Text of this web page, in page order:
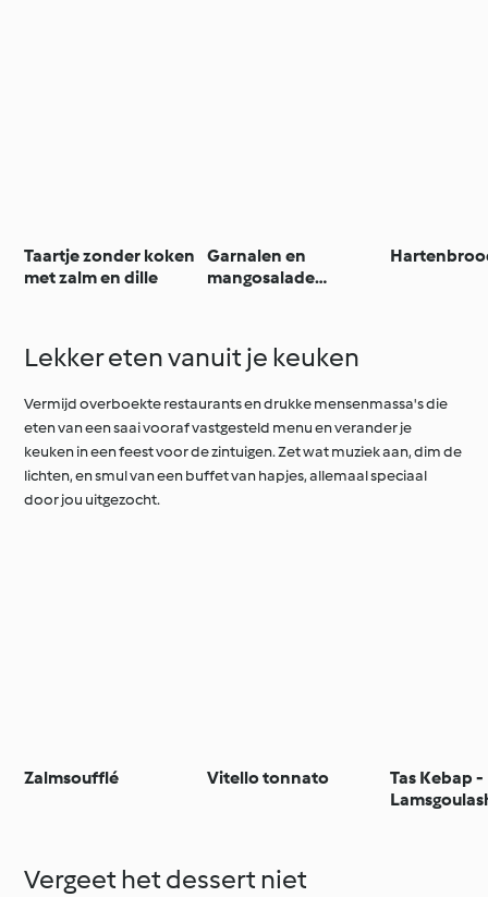
Taartje zonder koken
met zalm en dille
Garnalen en
mangosalade
Lekker eten vanuit je keuken
Vermijd overboekte restaurants en drukke mensenmassa's die
eten van een saai vooraf vastgesteld menu en verander je
keuken in een feest voor de zintuigen. Zet wat muziek aan, dim de
lichten, en smul van een buffet van hapjes, allemaal speciaal
door jou uitgezocht.
Zalmsoufflé Vitello tonnato
Tas Kebap -
Vergeet het dessert niet